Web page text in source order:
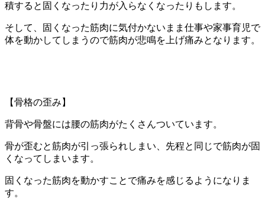
積すると固くなったり力が入らなくなったりもします。
そして、固くなった筋肉に気付かないまま仕事や家事育児で
体を動かしてしまうので筋肉が悲鳴を上げ痛みとなります。
【骨格の歪み】
背骨や骨盤には腰の筋肉がたくさんついています。
骨が歪むと筋肉が引っ張られしまい、先程と同じで筋肉が固
くなってしまいます。
固くなった筋肉を動かすことで痛みを感じるようになりま
す。